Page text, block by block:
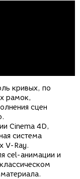
кривых, по
рамок,
сцен
Cinema 4D,
система
V-Ray.
cel-анимации и